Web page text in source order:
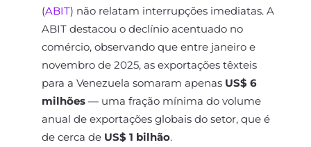
(ABIT) não relatam interrupções imediatas. A
ABIT destacou o declínio acentuado no
comércio, observando que entre janeiro e
novembro de 2025, as exportações têxteis
para a Venezuela somaram apenas US$ 6
milhões— uma fração mínima do volume
anual de exportações globais do setor, que é
de cerca de US$ 1 bilhão.